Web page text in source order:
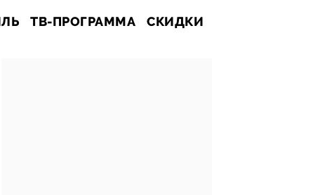
ТВ-ПРОГРАММА СКИДКИ